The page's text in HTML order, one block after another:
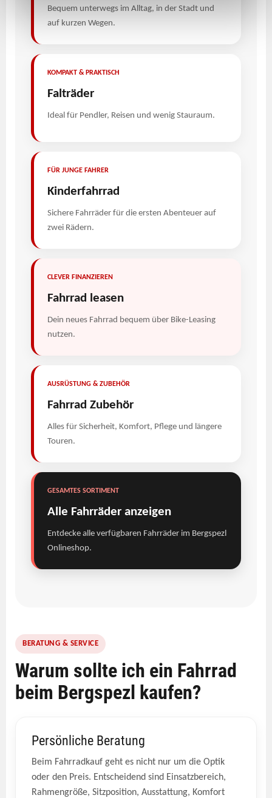
Deiner Verwendung unserer Website an unsere Partner
für soziale Medien, Werbung und Analysen weiter.
Unsere Partner führen diese Informationen
möglicherweise mit weiteren Daten zusammen, die Du
ihnen bereitgestellt hast oder die sie im Rahmen Deiner
Bequem unterwegs im Alltag, in der Stadt und
auf kurzen Wegen.
KOMPAKT & PRAKTISCH
Falträder
Ideal für Pendler, Reisen und wenig Stauraum.
FÜR JUNGE FAHRER
Kinderfahrrad
Sichere Fahrräder für die ersten Abenteuer auf
zwei Rädern.
CLEVER FINANZIEREN
Fahrrad leasen
Dein neues Fahrrad bequem über Bike-Leasing
nutzen.
AUSRÜSTUNG & ZUBEHÖR
Fahrrad Zubehör
Alles für Sicherheit, Komfort, Pflege und längere
Touren.
GESAMTES SORTIMENT
Alle Fahrräder anzeigen
Entdecke alle verfügbaren Fahrräder im Bergspezl
Onlineshop.
BERATUNG & SERVICE
Warum sollte ich ein Fahrrad
beim Bergspezl kaufen?
Persönliche Beratung
Beim Fahrradkauf geht es nicht nur um die Optik
oder den Preis. Entscheidend sind Einsatzbereich,
Rahmengröße, Sitzposition, Ausstattung, Komfort